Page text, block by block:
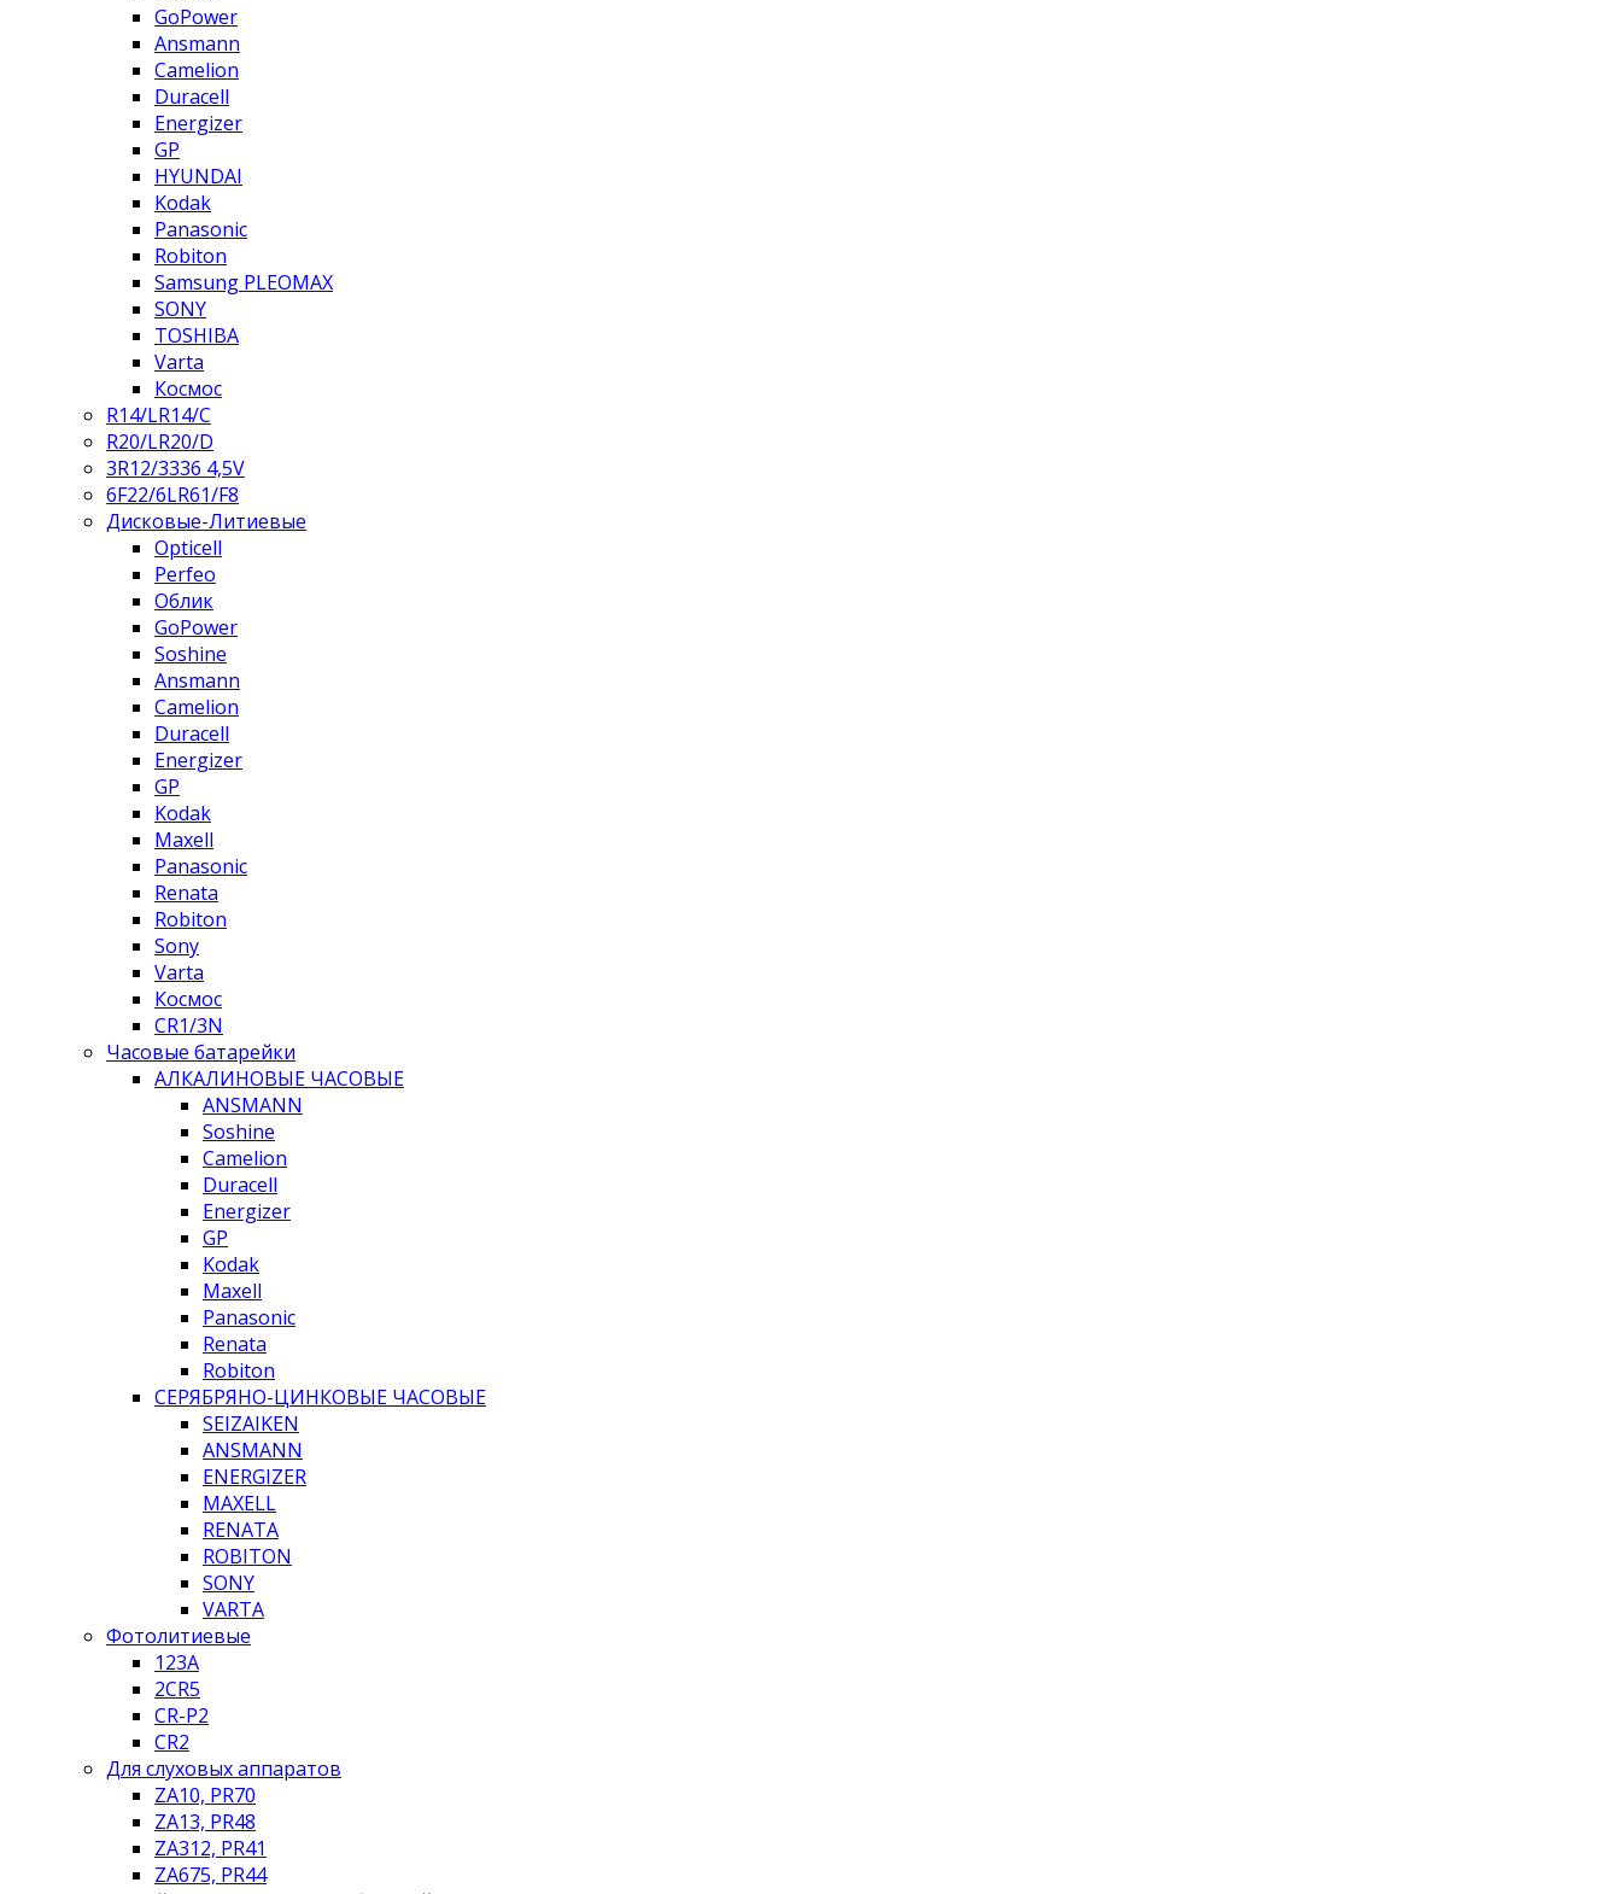
GoPower
Ansmann
Camelion
Duracell
Energizer
GP
HYUNDAI
Kodak
Panasonic
Robiton
Samsung PLEOMAX
SONY
TOSHIBA
Varta
Космос
R14/LR14/C
R20/LR20/D
3R12/3336 4,5V
6F22/6LR61/F8
Дисковые-Литиевые
Opticell
Perfeo
Облик
GoPower
Soshine
Ansmann
Camelion
Duracell
Energizer
GP
Kodak
Maxell
Panasonic
Renata
Robiton
Sony
Varta
Космос
CR1/3N
Часовые батарейки
АЛКАЛИНОВЫЕ ЧАСОВЫЕ
ANSMANN
Soshine
Camelion
Duracell
Energizer
GP
Kodak
Maxell
Panasonic
Renata
Robiton
СЕРЯБРЯНО-ЦИНКОВЫЕ ЧАСОВЫЕ
SEIZAIKEN
ANSMANN
ENERGIZER
MAXELL
RENATA
ROBITON
SONY
VARTA
Фотолитиевые
123A
2CR5
CR-P2
CR2
Для слуховых аппаратов
ZA10, PR70
ZA13, PR48
ZA312, PR41
ZA675, PR44